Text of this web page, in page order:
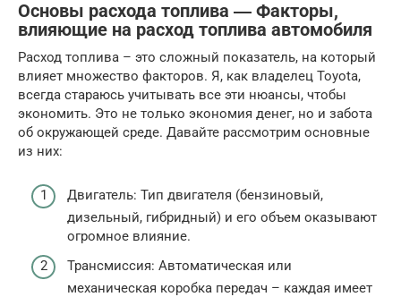
Основы расхода топлива ― Факторы,
влияющие на расход топлива автомобиля
Расход топлива – это сложный показатель, на который
влияет множество факторов. Я, как владелец Toyota,
всегда стараюсь учитывать все эти нюансы, чтобы
экономить. Это не только экономия денег, но и забота
об окружающей среде. Давайте рассмотрим основные
из них:
Двигатель: Тип двигателя (бензиновый,
дизельный, гибридный) и его объем оказывают
огромное влияние.
Трансмиссия: Автоматическая или
механическая коробка передач – каждая имеет